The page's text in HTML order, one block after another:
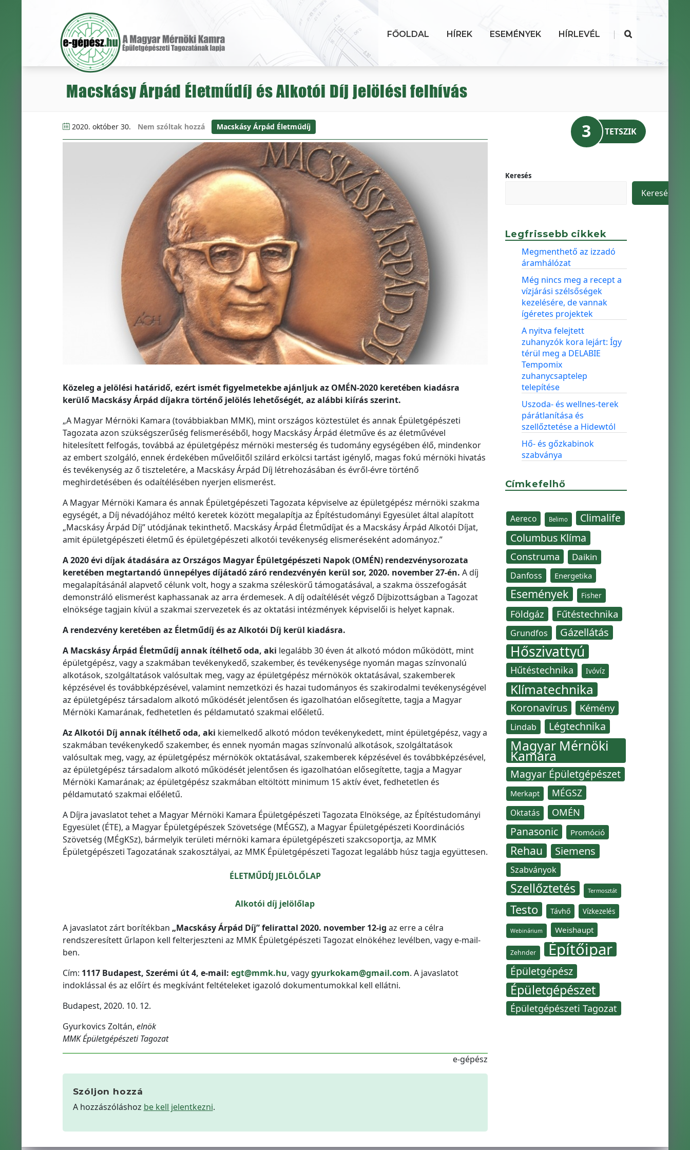
FŐOLDAL HÍREK ESEMÉNYEK HÍRLEVÉL |
Macskásy Árpád Életműdíj és Alkotói Díj jelölési felhívás
2020. október 30. Nem szóltak hozzá Macskásy Árpád Életműdíj
Közeleg a jelölési határidő, ezért ismét figyelmetekbe ajánljuk az OMÉN-2020 keretében kiadásra
kerülő Macskásy Árpád díjakra történő jelölés lehetőségét, az alábbi kiírás szerint.
„A Magyar Mérnöki Kamara (továbbiakban MMK), mint országos köztestület és annak Épületgépészeti
Tagozata azon szükségszerűség felismeréséből, hogy Macskásy Árpád életműve és az életművével
hitelesített felfogás, továbbá az épületgépész mérnöki mesterség és tudomány egységében élő, mindenkor
az embert szolgáló, ennek érdekében művelőitől szilárd erkölcsi tartást igénylő, magas fokú mérnöki hivatás
és tevékenység az ő tiszteletére, a Macskásy Árpád Díj létrehozásában és évről-évre történő
meghirdetésében és odaítélésében nyerjen elismerést.
A Magyar Mérnöki Kamara és annak Épületgépészeti Tagozata képviselve az épületgépész mérnöki szakma
egységét, a Díj névadójához méltó keretek között megalapítja az Építéstudományi Egyesület által alapított
„Macskásy Árpád Díj” utódjának tekinthető. Macskásy Árpád Életműdíjat és a Macskásy Árpád Alkotói Díjat,
amit épületgépészeti életmű és épületgépészeti alkotói tevékenység elismeréseként adományoz.”
A 2020 évi díjak átadására az Országos Magyar Épületgépészeti Napok (OMÉN) rendezvénysorozata
keretében megtartandó ünnepélyes díjátadó záró rendezvényén kerül sor, 2020. november 27-én. A díj
megalapításánál alapvető célunk volt, hogy a szakma széleskörű támogatásával, a szakma összefogását
demonstráló elismerést kaphassanak az arra érdemesek. A díj odaítélését végző Díjbizottságban a Tagozat
elnöksége tagjain kívül a szakmai szervezetek és az oktatási intézmények képviselői is helyet kapnak.
A rendezvény keretében az Életműdíj és az Alkotói Díj kerül kiadásra.
A Macskásy Árpád Életműdíj annak ítélhető oda, aki legalább 30 éven át alkotó módon működött, mint
épületgépész, vagy a szakmában tevékenykedő, szakember, és tevékenysége nyomán magas színvonalú
alkotások, szolgáltatások valósultak meg, vagy az épületgépész mérnökök oktatásával, szakemberek
képzésével és továbbképzésével, valamint nemzetközi és hazai tudományos és szakirodalmi tevékenységével
az épületgépész társadalom alkotó működését jelentősen és igazolhatóan elősegítette, tagja a Magyar
Mérnöki Kamarának, fedhetetlen és példamutató szakmai előéletű.
Az Alkotói Díj annak ítélhető oda, aki kiemelkedő alkotó módon tevékenykedett, mint épületgépész, vagy a
szakmában tevékenykedő szakember, és ennek nyomán magas színvonalú alkotások, szolgáltatások
valósultak meg, vagy, az épületgépész mérnökök oktatásával, szakemberek képzésével és továbbképzésével,
az épületgépész társadalom alkotó működését jelentősen és igazolhatóan elősegítette, tagja a Magyar
Mérnöki Kamarának; az épületgépész szakmában eltöltött minimum 15 aktív évet, fedhetetlen és
példamutató szakmai előéletű.
A Díjra javaslatot tehet a Magyar Mérnöki Kamara Épületgépészeti Tagozata Elnöksége, az Építéstudományi
Egyesület (ÉTE), a Magyar Épületgépészek Szövetsége (MÉGSZ), a Magyar Épületgépészeti Koordinációs
Szövetség (MÉgKSz), bármelyik területi mérnöki kamara épületgépészeti szakcsoportja, az MMK
Épületgépészeti Tagozatának szakosztályai, az MMK Épületgépészeti Tagozat legalább húsz tagja együttesen.
ÉLETMŰDÍJ JELÖLŐLAP
Alkotói díj jelölőlap
A javaslatot zárt borítékban „Macskásy Árpád Díj” felirattal 2020. november 12-ig az erre a célra
rendszeresített űrlapon kell felterjeszteni az MMK Épületgépészeti Tagozat elnökéhez levélben, vagy e-mail-
ben.
Cím: 1117 Budapest, Szerémi út 4, e-mail: egt@mmk.hu, vagygyurkokam@gmail.com. A javaslatot
indoklással és az előírt és megkívánt feltételeket igazoló dokumentumokkal kell ellátni.
Budapest, 2020. 10. 12.
Gyurkovics Zoltán, elnök
MMK Épületgépészeti Tagozat
e-gépész
Szóljon hozzá
A hozzászóláshoz be kell jelentkezni.
3 TETSZIK
Keresés
Keresés
Legfrissebb cikkek
Megmenthető az izzadó
áramhálózat
Még nincs meg a recept a
vízjárási szélsőségek
kezelésére, de vannak
ígéretes projektek
A nyitva felejtett
zuhanyzók kora lejárt: Így
térül meg a DELABIE
Tempomix
zuhanycsaptelep
telepítése
Uszoda- és wellnes-terek
párátlanítása és
szellőztetése a Hidewtól
Hő- és gőzkabinok
szabványa
Címkefelhő
Aereco Belimo
Climalife
Columbus Klíma
Construma Daikin
Danfoss Energetika
Események Fisher
Földgáz Fűtéstechnika
Grundfos Gázellátás
Hőszivattyú
Hűtéstechnika Ivóvíz
Klímatechnika
Koronavírus Kémény
Lindab Légtechnika
Magyar Mérnöki
Kamara
Magyar Épületgépészet
Merkapt MÉGSZ
Oktatás OMÉN
Panasonic Promóció
Rehau Siemens
Szabványok
Szellőztetés Termosztát
Testo Távhő Vízkezelés
Webinárium Weishaupt
Zehnder Építőipar
Épületgépész
Épületgépészet
Épületgépészeti Tagozat